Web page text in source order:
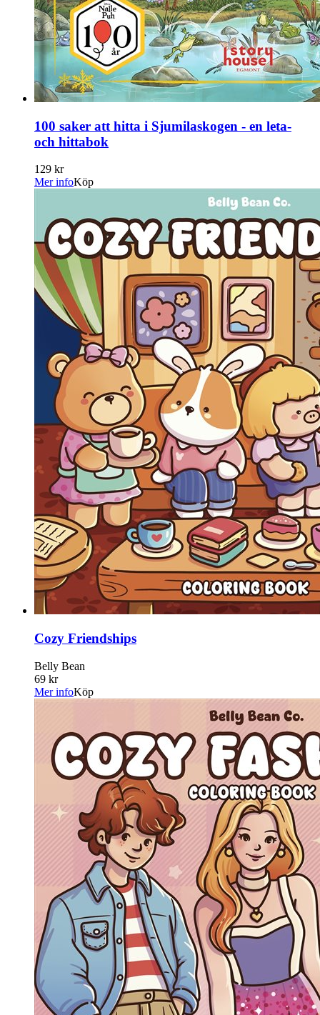
100 saker att hitta i Sjumilaskogen - en leta-
och hittabok
129 kr
Mer infoKöp
Cozy Friendships
Belly Bean
69 kr
Mer infoKöp